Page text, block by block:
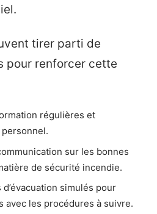
tirer parti de
pour renforcer cette
régulières et
sur les bonnes
de sécurité incendie.
simulés pour
avec les procédures à suivre.